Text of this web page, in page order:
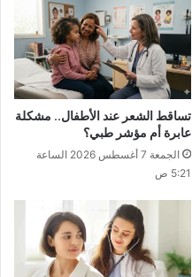
تساقط الشعر عند الأطفال.. مشكلة
عابرة أم مؤشر طبي؟
الجمعة 7 أغسطس 2026 الساعة
5:21 ص